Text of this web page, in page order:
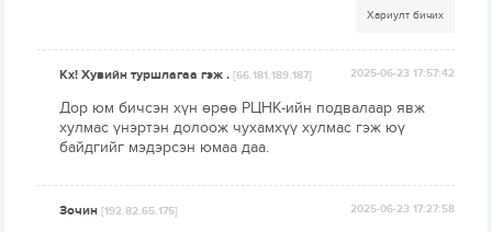
Хариулт бичих
Кх! Хувийн туршлагаа гэж .[66.181.189.187] 2025-06-23 17:57:42
Дор юм бичсэн хүн өрөө РЦНК-ийн подвалаар явж
хулмас үнэртэн долоож чухамхүү хулмас гэж юү
байдгийг мэдэрсэн юмаа даа.
Зочин[192.82.65.175] 2025-06-23 17:27:58